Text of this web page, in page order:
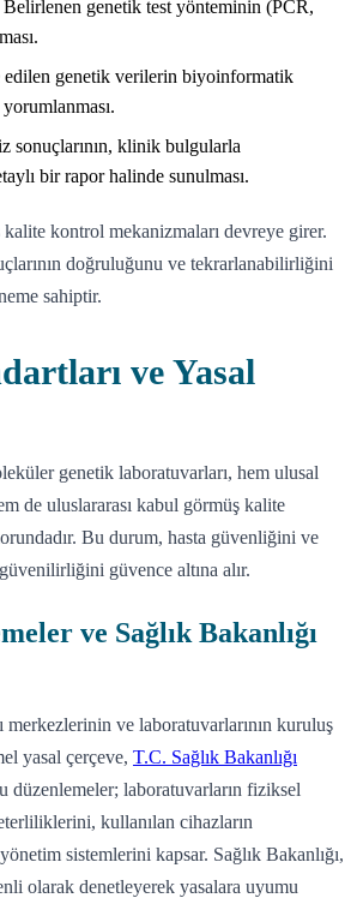
Belirlenen genetik test yönteminin (PCR,
edilen genetik verilerin biyoinformatik
sonuçlarının, klinik bulgularla
bir rapor halinde sunulması.
kalite kontrol mekanizmaları devreye girer.
doğruluğunu ve tekrarlanabilirliğini
sahiptir.
ve Yasal
genetik laboratuvarları, hem ulusal
de uluslararası kabul görmüş kalite
Bu durum, hasta güvenliğini ve
güvence altına alır.
ve Sağlık Bakanlığı
merkezlerinin ve laboratuvarlarının kuruluş
yasal çerçeve, T.C. Sağlık Bakanlığı
düzenlemeler; laboratuvarların fiziksel
kullanılan cihazların
sistemlerini kapsar. Sağlık Bakanlığı,
olarak denetleyerek yasalara uyumu